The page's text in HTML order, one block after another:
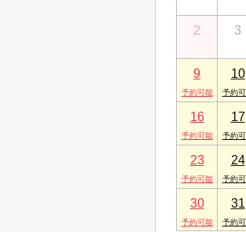
2 3
9 10
16 17
23 24
30 31